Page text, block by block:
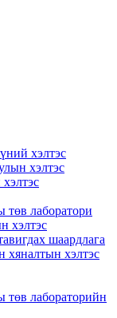
хэлтэс
хэлтэс
төв лаборатори
хэлтэс
шаардлага
хэлтэс
төв лабораторийн